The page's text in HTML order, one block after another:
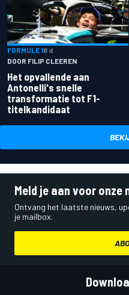
FORMULE 18 d
DOOR FILIP CLEEREN
Het opvallende aan
Antonelli's snelle
transformatie tot F1-
titelkandidaat
Meld je aan voor onze
Ontvang het laatste nieuws,
je mailbox.